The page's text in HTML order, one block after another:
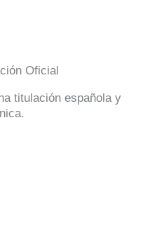
Oficial
titulación española y